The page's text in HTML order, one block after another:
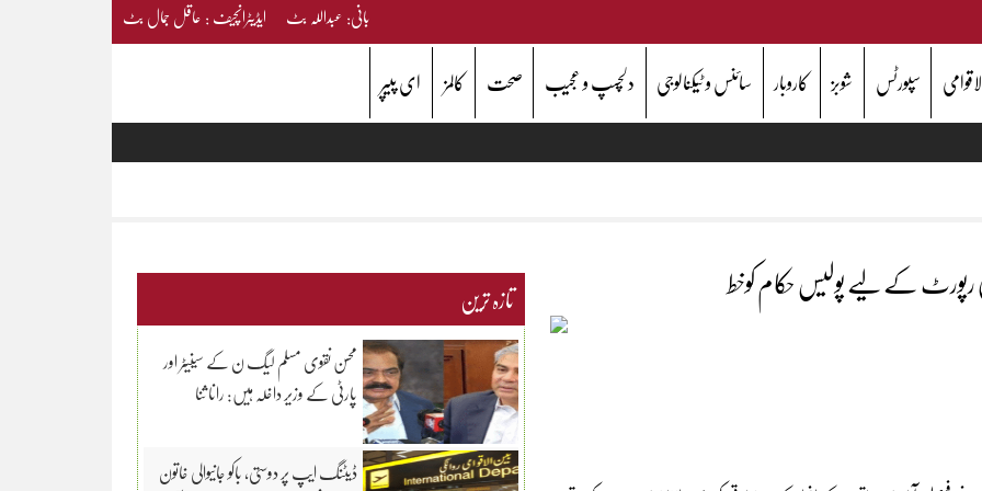
بانی: عبداللہ بٹ ایڈیٹرانچیف : عاقل جمال بٹ
سپورٹس شوبز کاروبار سائنس و ٹیکنالوجی دلچسپ و عجیب صحت کالمز ای پیپر
رپورٹ کے لیے پولیس حکام کوخط تازہ ترین
محسن نقوی مسلم لیگ ن کے سینیٹر اور
پارٹی کے وزیر داخلہ ہیں: رانا ثنا
ڈیٹنگ ایپ پر دوستی، باکو جانیوالی خاتون